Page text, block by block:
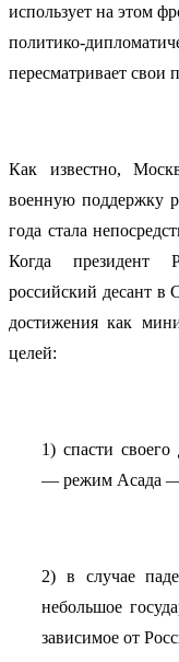
использует на этом
политико-
пересматривает свои
Как известно,
военную поддержку
года стала
Когда президент
российский десант в
достижения как
целей:
1) спасти своего
— режим Асада —
2) в случае
небольшое
зависимое от